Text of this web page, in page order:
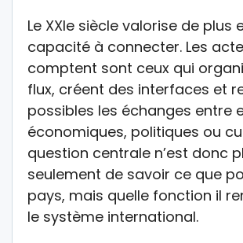
Le XXIe siècle valorise de plus
capacité à connecter. Les
comptent sont ceux qui
flux, créent des interfaces et
possibles les échanges entre
économiques, politiques ou
question centrale n’est donc
seulement de savoir ce que
pays, mais quelle fonction il
le système international.